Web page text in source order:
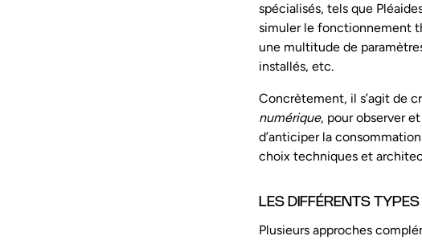
spécialisés, tels que
simuler le fonctionnement
une multitude de
installés, etc.
Concrètement, il s’agit de
numérique, pour observer
d’anticiper la
choix techniques et
LES DIFFÉRENTS
Plusieurs approches